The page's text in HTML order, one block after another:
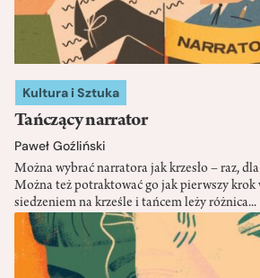
Kultura i Sztuka
Tańczący narrator
Paweł Goźliński
Można wybrać narratora jak krzesło – raz,
Można też potraktować go jak pierwszy krok
siedzeniem na krześle i tańcem leży różnica...